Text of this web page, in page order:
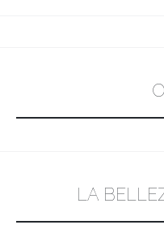
LA